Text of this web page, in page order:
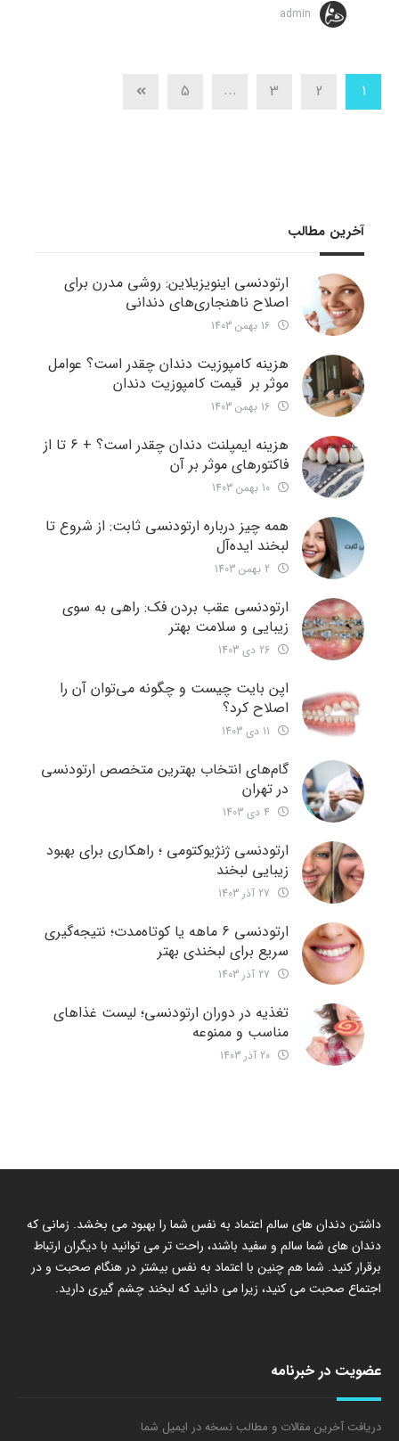
admin
1
2
3
...
5
آخرین مطالب
ارتودنسی اینویزیلاین: روشی مدرن برای
اصلاح ناهنجاری‌های دندانی
هزینه کامپوزیت دندان چقدر است؟ عوامل
موثر بر قیمت کامپوزیت دندان
هزینه ایمپلنت دندان چقدر است؟ + ۶ تا از
فاکتورهای موثر بر آن
همه چیز درباره ارتودنسی ثابت: از شروع تا
لبخند ایده‌آل
ارتودنسی عقب بردن فک: راهی به سوی
زیبایی و سلامت بهتر
اپن بایت چیست و چگونه می‌توان آن را
اصلاح کرد؟
گام‌های انتخاب بهترین متخصص ارتودنسی
در تهران
ارتودنسی ژنژیوکتومی ؛ راهکاری برای بهبود
زیبایی لبخند
ارتودنسی 6 ماهه یا کوتاه‌مدت؛ نتیجه‌گیری
سریع برای لبخندی بهتر
تغذیه در دوران ارتودنسی؛ لیست غذاهای
مناسب و ممنوعه
داشتن دندان های سالم اعتماد به نفس شما را بهبود می بخشد. زمانی که
دندان های شما سالم و سفید باشند، راحت تر می توانید با دیگران ارتباط
برقرار کنید. شما هم چنین با اعتماد به نفس بیشتر در هنگام صحبت و در
اجتماع صحبت می کنید، زیرا می دانید که لبخند چشم گیری دارید.
عضویت در خبرنامه
دریافت آخرین مقالات و مطالب نسخه در ایمیل شما